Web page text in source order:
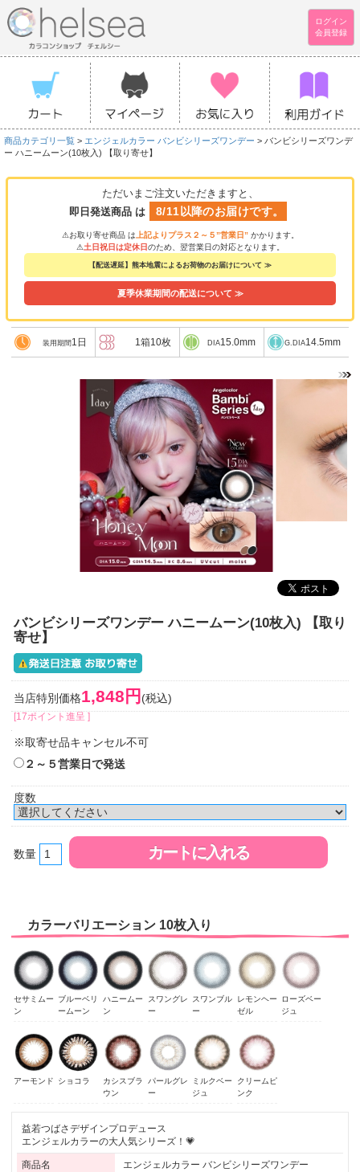
ログイン
会員登録
商品カテゴリ一覧 > エンジェルカラー バンビシリーズワンデー > バンビシリーズワンデ
ー ハニームーン(10枚入) 【取り寄せ】
ただいまご注文いただきますと、
即日発送商品 は
8/11以降のお届けです。
⚠お取り寄せ商品 は 上記よりプラス２～５”営業日” かかります。
⚠土日祝日は定休日のため、翌営業日の対応となります。
【配送遅延】熊本地震によるお荷物のお届けについて ≫
夏季休業期間の配送について ≫
装用期間 1日 1箱10枚 DIA15.0mm G.DIA14.5mm
バンビシリーズワンデー ハニームーン(10枚入) 【取り
寄せ】
当店特別価格1,848円 (税込)
[17ポイント進呈 ]
※取寄せ品キャンセル不可
２～５営業日で発送
度数
数量
カラーバリエーション 10枚入り
セサミムー
ン
ブルーベリ
ームーン
ハニームー
ン
スワングレ
ー
スワンブル
ー
レモンヘー
ゼル
ローズベー
ジュ
アーモンド ショコラ カシスブラ
ウン
パールグレ
ー
ミルクベー
ジュ
クリームピ
ンク
益若つばさデザインプロデュース
エンジェルカラーの大人気シリーズ！💗
商品名 エンジェルカラー バンビシリーズワンデー